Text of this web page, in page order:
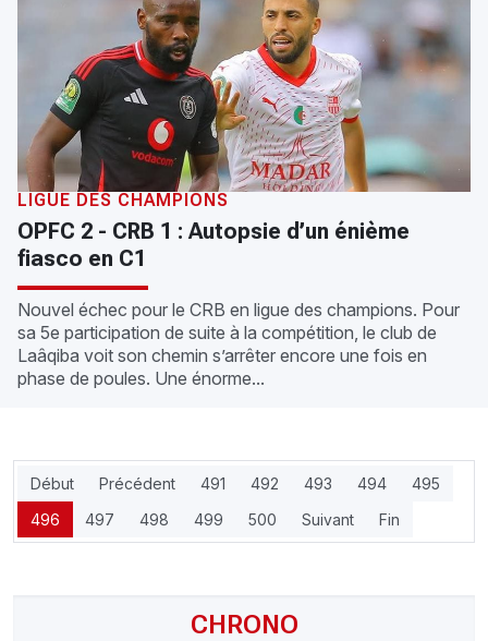
CHRONO
LIGUE DES CHAMPIONS
OPFC 2 - CRB 1 : Autopsie d’un énième
fiasco en C1
Nouvel échec pour le CRB en ligue des champions. Pour
sa 5e participation de suite à la compétition, le club de
Laâqiba voit son chemin s’arrêter encore une fois en
phase de poules. Une énorme...
Début Précédent 491 492 493 494
495
496
497 498 499 500 Suivant Fin